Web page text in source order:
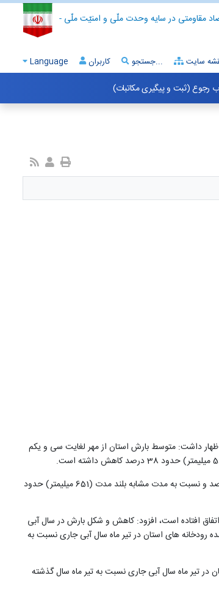
مقاومتی در سایه وحدت ملّی و امنیّت ملّی -
Language کاربران جستجو... سایت
رجوع (ثبت و پیگیری مکاتبات)
داشت: متوسط بارش استان از مهر لغایت سی و یکم
میلیمتر بوده که نسبت به سال آبی گذشته (652 میلیمتر) حدود 21 درصد و نسبت به مدت مشابه بلند مدت (651 میلیمتر) حدود
افتاده است، افزود: کاهش و شکل بارش در سال آبی
رودخانه های استان در تیر ماه سال آبی جاری نسبت به
در تیر ماه سال آبی جاری نسبت به تیر ماه سال گذشته